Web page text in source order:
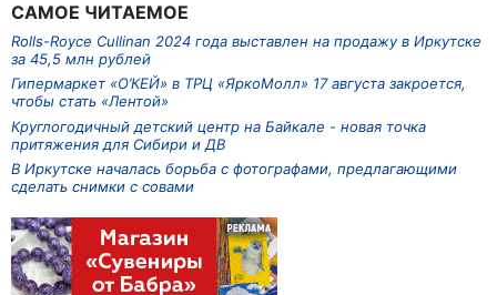
САМОЕ ЧИТАЕМОЕ
Rolls-Royce Cullinan 2024 года выставлен на продажу в Иркутске
за 45,5 млн рублей
Гипермаркет «О’КЕЙ» в ТРЦ «ЯркоМолл» 17 августа закроется,
чтобы стать «Лентой»
Круглогодичный детский центр на Байкале - новая точка
притяжения для Сибири и ДВ
В Иркутске началась борьба с фотографами, предлагающими
сделать снимки с совами